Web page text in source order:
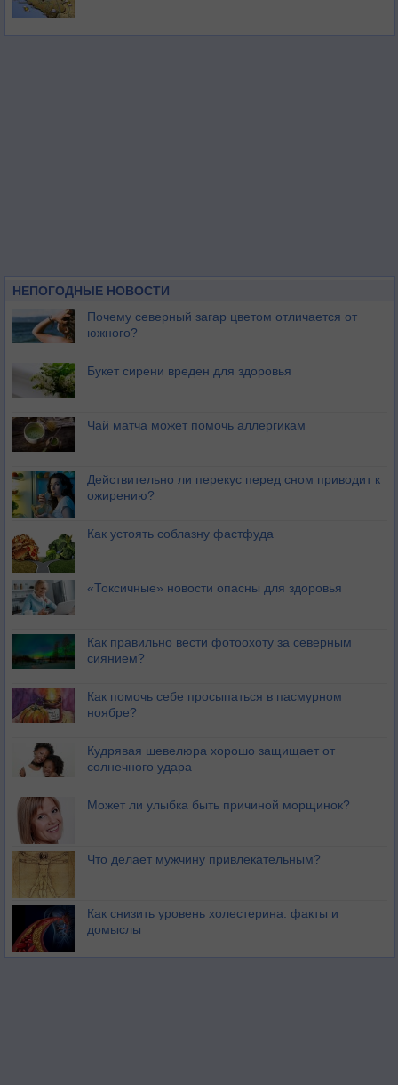
НЕПОГОДНЫЕ НОВОСТИ
Почему северный загар цветом отличается от
южного?
Букет сирени вреден для здоровья
Чай матча может помочь аллергикам
Действительно ли перекус перед сном приводит к
ожирению?
Как устоять соблазну фастфуда
«Токсичные» новости опасны для здоровья
Как правильно вести фотоохоту за северным
сиянием?
Как помочь себе просыпаться в пасмурном
ноябре?
Кудрявая шевелюра хорошо защищает от
солнечного удара
Может ли улыбка быть причиной морщинок?
Что делает мужчину привлекательным?
Как снизить уровень холестерина: факты и
домыслы